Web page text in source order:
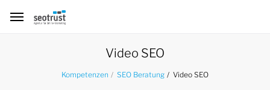
Video SEO
Kompetenzen SEO Beratung Video SEO